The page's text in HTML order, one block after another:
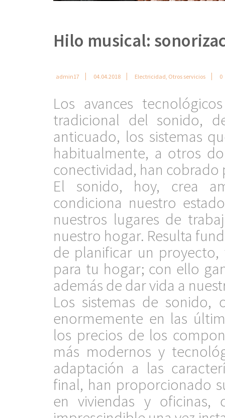
Hilo musical:
admin17 04.04.2018 Electricidad Otros servicios 0
Los avances
tradicional del sonido,
anticuado, los sistemas
habitualmente, a otros
conectividad, han
El sonido, hoy, crea
condiciona nuestro
nuestros lugares de
nuestro hogar. Resulta
de planificar un
para tu hogar; con ello
además de dar vida a
Los sistemas de sonido,
enormemente en las
los precios de los
más modernos y
adaptación a las
final, han proporcionado
en viviendas y oficinas,